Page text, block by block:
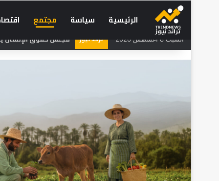
الرئيسية سياسة مجتمع
السبت 8 أغسطس 2026 تراند نيوز مجلس حقوق الإنسان